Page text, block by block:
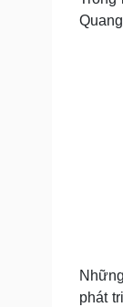
Tư
Dinh
Ăn
Cải
phát